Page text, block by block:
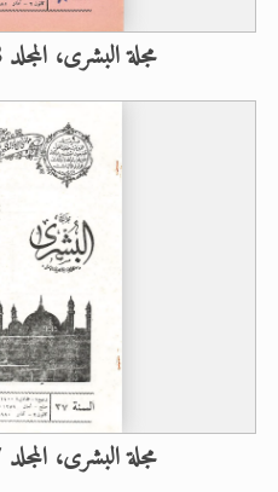
مجلة البشرى، المجلد 38، سنة 1981م
مجلة البشرى، المجلد 37، سنة 1980م